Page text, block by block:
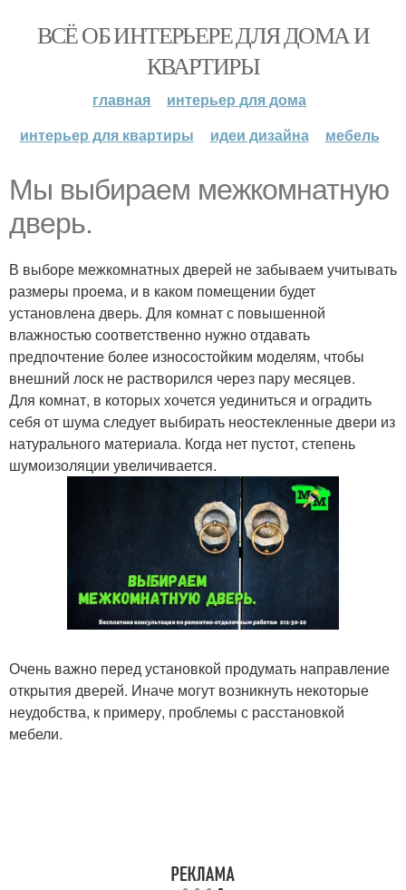
ВСЁ ОБ ИНТЕРЬЕРЕ ДЛЯ ДОМА И
КВАРТИРЫ
главная
интерьер для дома
интерьер для квартиры
идеи дизайна мебель
Мы выбираем межкомнатную
дверь.
В выборе межкомнатных дверей не забываем учитывать
размеры проема, и в каком помещении будет
установлена дверь. Для комнат с повышенной
влажностью соответственно нужно отдавать
предпочтение более износостойким моделям, чтобы
внешний лоск не растворился через пару месяцев.
Для комнат, в которых хочется уединиться и оградить
себя от шума следует выбирать неостекленные двери из
натурального материала. Когда нет пустот, степень
шумоизоляции увеличивается.
Очень важно перед установкой продумать направление
открытия дверей. Иначе могут возникнуть некоторые
неудобства, к примеру, проблемы с расстановкой
мебели.